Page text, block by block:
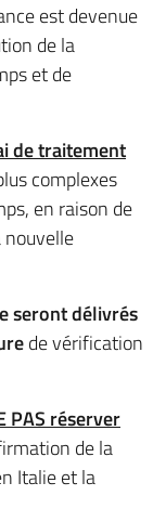
est devenue
de la
et de
de traitement
complexes
en raison de
seront délivrés
de vérification
PAS réserver
de la
Italie et la